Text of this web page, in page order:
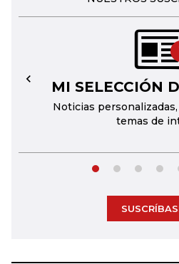
MI SELECCIÓN
Noticias
temas de
←